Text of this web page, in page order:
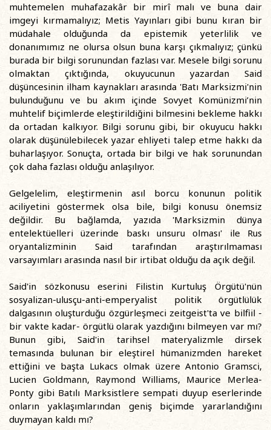
muhtemelen muhafazakâr bir mirî malı ve buna dair
imgeyi kırmamalıyız; Metis Yayınları gibi bunu kıran bir
müdahale olduğunda da epistemik yeterlilik ve
donanımımız ne olursa olsun buna karşı çıkmalıyız; çünkü
burada bir bilgi sorunundan fazlası var. Mesele bilgi sorunu
olmaktan çıktığında, okuyucunun yazardan Said
düşüncesinin ilham kaynakları arasında 'Batı Marksizmi'nin
bulunduğunu ve bu akım içinde Sovyet Komünizmi’nin
muhtelif biçimlerde eleştirildiğini bilmesini bekleme hakkı
da ortadan kalkıyor. Bilgi sorunu gibi, bir okuyucu hakkı
olarak düşünülebilecek yazar ehliyeti talep etme hakkı da
buharlaşıyor. Sonuçta, ortada bir bilgi ve hak sorunundan
çok daha fazlası olduğu anlaşılıyor.
Gelgelelim, eleştirmenin asıl borcu konunun politik
aciliyetini göstermek olsa bile, bilgi konusu önemsiz
değildir. Bu bağlamda, yazıda 'Marksizmin dünya
entelektüelleri üzerinde baskı unsuru olması' ile Rus
oryantalizminin Said tarafından araştırılmaması
varsayımları arasında nasıl bir irtibat olduğu da açık değil.
Said'in sözkonusu eserini Filistin Kurtuluş Örgütü'nün
sosyalizan-ulusçu-anti-emperyalist politik örgütlülük
dalgasının oluşturduğu özgürleşmeci zeitgeist'ta ve bilfiil -
bir vakte kadar- örgütlü olarak yazdığını bilmeyen var mı?
Bunun gibi, Said'in tarihsel materyalizmle dirsek
temasında bulunan bir eleştirel hümanizmden hareket
ettiğini ve başta Lukacs olmak üzere Antonio Gramsci,
Lucien Goldmann, Raymond Williams, Maurice Merlea-
Ponty gibi Batılı Marksistlere sempati duyup eserlerinde
onların yaklaşımlarından geniş biçimde yararlandığını
duymayan kaldı mı?